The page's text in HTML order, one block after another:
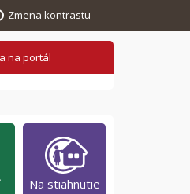
Zmena kontrastu
Na stiahnutie